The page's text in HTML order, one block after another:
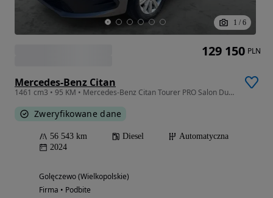
1 / 6
Mercedes-Benz Citan
1461 cm3 • 95 KM • Mercedes-Benz Citan Tourer PRO Salon Duda-Cars Automat Ledy Tempomat
Zweryfikowane dane
56 543 km Diesel
Automatyczna
2024
Golęczewo (Wielkopolskie)
Firma • Podbite
129 150 PLN